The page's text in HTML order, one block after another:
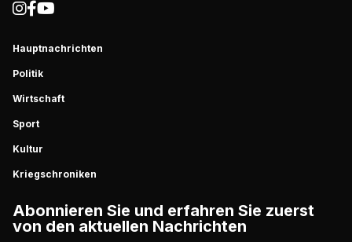
Hauptnachrichten
Politik
Wirtschaft
Sport
Kultur
Kriegschroniken
Abonnieren Sie und erfahren Sie zuerst
von den aktuellen Nachrichten